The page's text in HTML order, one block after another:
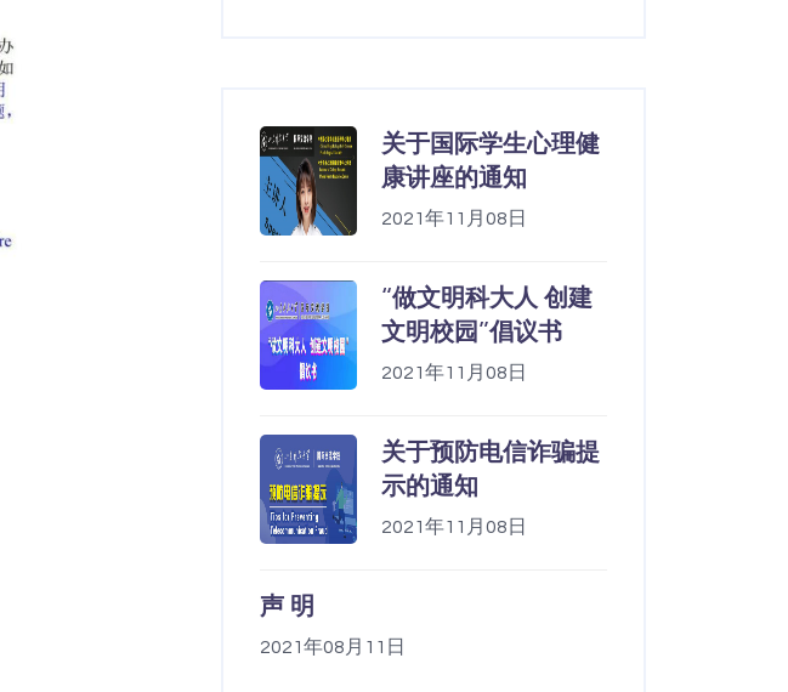
关于国际学生心理健
康讲座的通知
2021年11月08日
“做文明科大人 创建
文明校园”倡议书
2021年11月08日
关于预防电信诈骗提
示的通知
2021年11月08日
声 明
2021年08月11日